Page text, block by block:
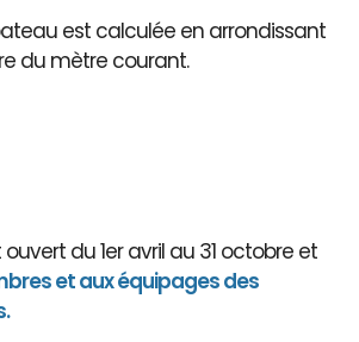
est calculée en arrondissant
du mètre courant.
du 1er avril au 31 octobre et
et aux équipages des